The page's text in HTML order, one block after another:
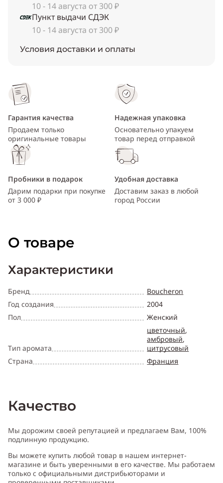
10 - 14 августа от 300 ₽
Пункт выдачи СДЭК
10 - 14 августа от 300 ₽
Условия доставки и оплаты
Гарантия качества
Продаем только
оригинальные товары
Надежная упаковка
Основательно упакуем
товар перед отправкой
Пробники в подарок
Дарим подарки при покупке
от 3 000 ₽
Удобная доставка
Доставим заказ в любой
город России
О товаре
Характеристики
Бренд
Год создания
Пол
Тип аромата
Страна
Boucheron
2004
Женский
цветочный,
амбровый,
цитрусовый
Франция
Качество
Мы дорожим своей репутацией и предлагаем Вам, 100%
подлинную продукцию.
Вы можете купить любой товар в нашем интернет-
магазине и быть уверенными в его качестве. Мы работаем
только с официальными дистрибьюторами и